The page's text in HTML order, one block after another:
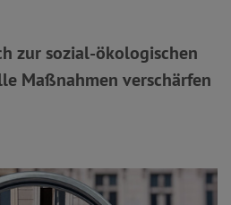
zur sozial-ökologischen
Maßnahmen verschärfen